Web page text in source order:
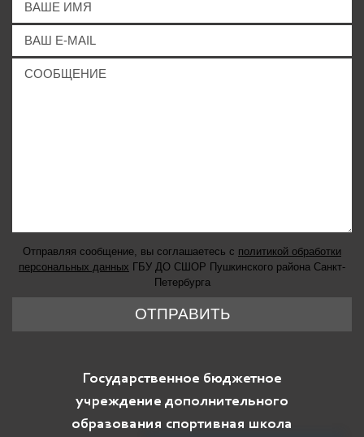
Отправляя сообщение, вы соглашаетесь с политикой обработки
персональных данных ГБУ ДО СШОР Пушкинского района Санкт-
Петербурга
ОТПРАВИТЬ
Государственное бюджетное
учреждение дополнительного
образования спортивная школа